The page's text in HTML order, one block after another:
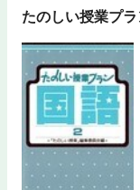
たのしい授業プラ